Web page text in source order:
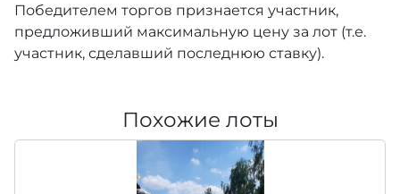
Победителем торгов признается участник,
предложивший максимальную цену за лот (т.е.
участник, сделавший последнюю ставку).
Похожие лоты